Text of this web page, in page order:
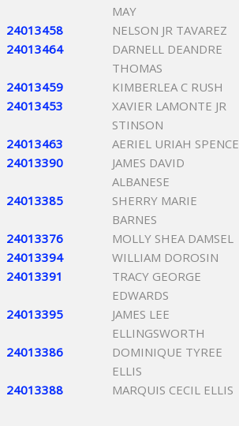
MAY
24013458 NELSON JR TAVAREZ
24013464
DARNELL DEANDRE
THOMAS
24013459 KIMBERLEA C RUSH
24013453
XAVIER LAMONTE JR
STINSON
24013463 AERIEL URIAH SPENCE
24013390
JAMES DAVID
ALBANESE
24013385
SHERRY MARIE
BARNES
24013376 MOLLY SHEA DAMSEL
24013394
WILLIAM DOROSIN
24013391
TRACY GEORGE
EDWARDS
24013395
JAMES LEE
ELLINGSWORTH
24013386
DOMINIQUE TYREE
ELLIS
24013388 MARQUIS CECIL ELLIS